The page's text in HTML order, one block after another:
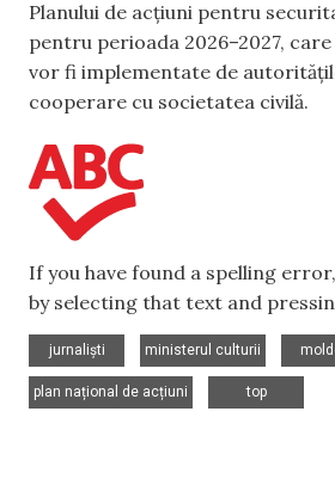
Planului de acțiuni pentru
pentru perioada 2026–2027,
vor fi implementate de
cooperare cu societatea civilă.
If you have found a spelling
by selecting that text and
jurnaliști
ministerul culturii
plan național de acțiuni
top